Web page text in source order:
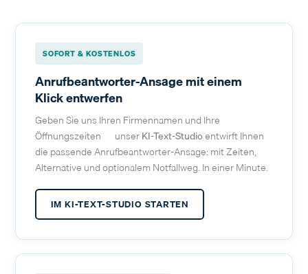
SOFORT & KOSTENLOS
Anrufbeantworter-Ansage mit einem
Klick entwerfen
Geben Sie uns Ihren Firmennamen und Ihre
Öffnungszeiten — unserKI-Text-Studioentwirft Ihnen
die passende Anrufbeantworter-Ansage: mit Zeiten,
Alternative und optionalem Notfallweg. In einer Minute.
IM KI-TEXT-STUDIO STARTEN